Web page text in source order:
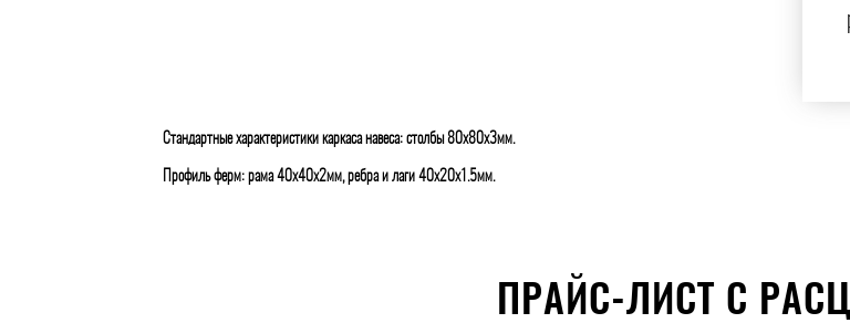
Стандартные характеристики каркаса навеса: столбы 80х80х3мм.
Профиль ферм: рама 40х40х2мм, ребра и лаги 40х20х1.5мм.
ПРАЙС-ЛИСТ С